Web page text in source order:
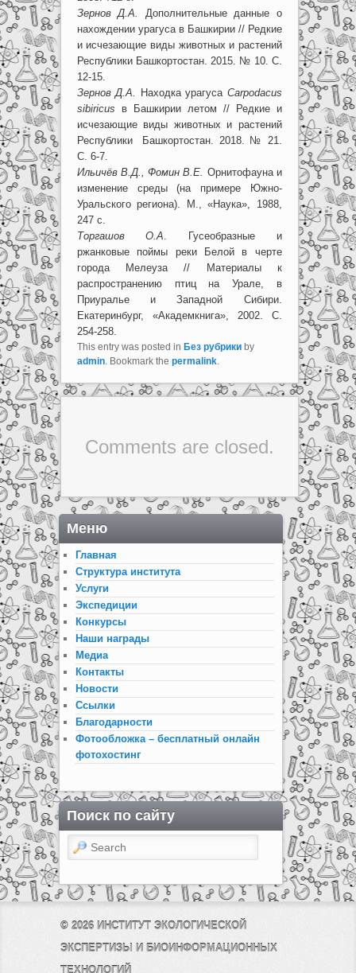
Зернов Д.А.
Дополнительные данные о
нахождении урагуса в Башкирии // Редкие
и исчезающие виды животных и растений
Республики Башкортостан. 2015. № 10. С.
12-15.
Зернов Д.А.
Находка урагуса Carpodacus
sibiricus в Башкирии летом // Редкие и
исчезающие виды животных и растений
Республики Башкортостан. 2018. № 21.
С. 6-7.
Ильичёв В.Д., Фомин В.Е. Орнитофауна и
изменение среды (на примере Южно-
Уральского региона). М., «Наука», 1988,
247 с.
Торгашов О.А . Гусеобразные и
ржанковые поймы реки Белой в черте
города Мелеуза // Материалы к
распространению птиц на Урале, в
Приуралье и Западной Сибири.
Екатеринбург, «Академкнига», 2002. С.
254-258.
This entry was posted in Без рубрикиby
admin. Bookmark the permalink.
Comments are closed.
Меню
Главная
Структура института
Услуги
Экспедиции
Конкурсы
Наши награды
Медиа
Контакты
Новости
Ссылки
Благодарности
Фотообложка – бесплатный онлайн
фотохостинг
Поиск по сайту
Search
© 2026 ИНСТИТУТ ЭКОЛОГИЧЕСКОЙ
ЭКСПЕРТИЗЫ И БИОИНФОРМАЦИОННЫХ
ТЕХНОЛОГИЙ